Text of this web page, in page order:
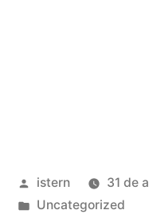
Publicado
por
istern
31 de
Publicado
Uncategorized